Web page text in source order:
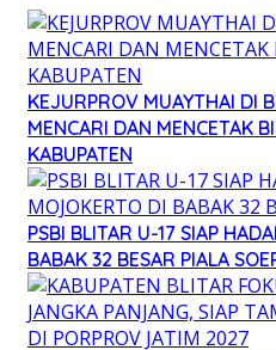
KEJURPROV MUAYTHAI DI
MENCARI DAN MENCETAK
KABUPATEN
PSBI BLITAR U-17 SIAP
BABAK 32 BESAR PIALA